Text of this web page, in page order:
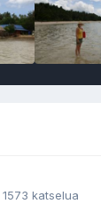
1573 katselua